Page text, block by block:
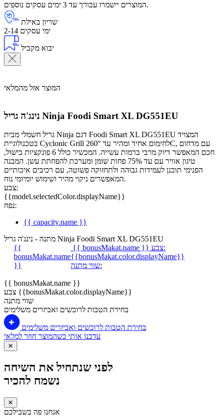
המוצרים יישמרו עבורך עד 3 ימים עסקים נוספים.
שריון באילת
2-14 ימי עסקים
יבוא מקביל
המוצר אזל מהמלאי
נינג'ה גריל Ninja Foodi Smart XL DG551EU
גריל חשמלי מבית Ninja דגם Foodi Smart XL DG551EU המצויד
בטכנולוגיית Cyclonic Grill לחימום אחיד ומהיר עד 260°C, עם מדחום
חכם המאפשר דיוק מרבי ברמות עשייה. המכשיר כולל 6 פונקציות בישול,
טיגון אוויר עם עד 75% פחות שומן ומערכת להפחתת עשן. המבנה
הפנימי תוכנן לעמידות גבוהה ולתחזוקה פשוטה, עם רכיבים איכותיים
המאפשרים ניקוי מהיר ושימוש יומיומי נוח.
צבע:
{{model.selectedColor.displayName}}
נפח:
{{ capacity.name }}
מתנה - נינג'ה גריל Ninja Foodi Smart XL DG551EU
{{
bonusMakat.name
}}
{{ bonusMakat.name }}
צבע:
{{bonusMakat.color.displayName}}
שווי מתנה:
{{ bonusMakat.name }}
צבע {{bonusMakat.color.displayName}}
שווי מתנה
בחירת הטבות לרוכשים ואביזרים משלימים
בחירת הטבות לרוכשים ואביזרים משלימים
עדכנו אותי כשהמוצר חוזר למלאי
✕
לפני שנתחיל את השיחה
נשמח להכיר
✕
אנחנו פה בשבילכם